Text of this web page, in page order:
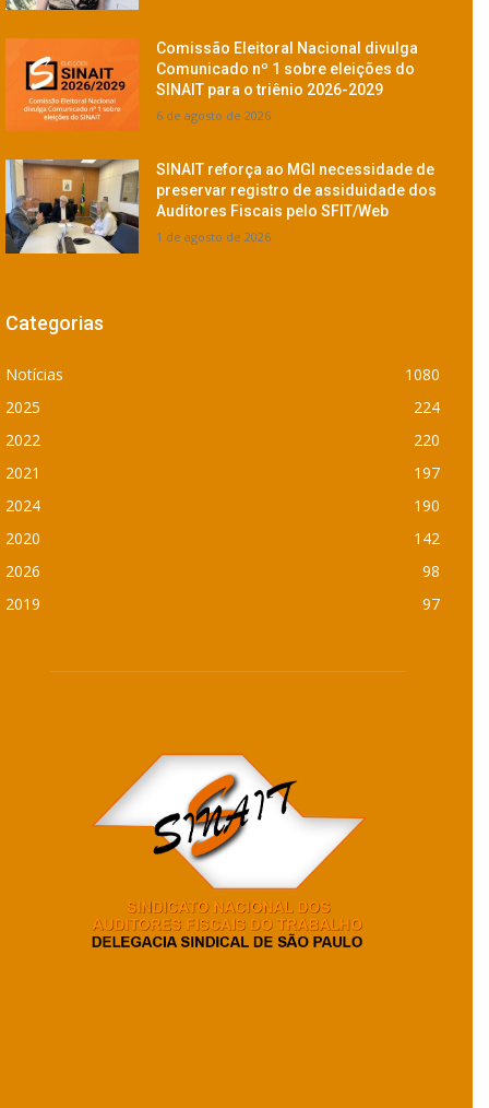
Comissão Eleitoral Nacional divulga
Comunicado nº 1 sobre eleições do
SINAIT para o triênio 2026-2029
6 de agosto de 2026
SINAIT reforça ao MGI necessidade de
preservar registro de assiduidade dos
Auditores Fiscais pelo SFIT/Web
1 de agosto de 2026
Categorias
Notícias
1080
2025
224
2022
220
2021
197
2024
190
2020
142
2026
98
2019
97